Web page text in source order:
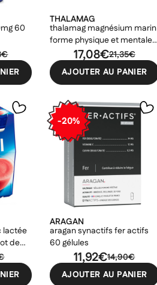
60
THALAMAG
thalamag magnésium marin
forme physique et mentale
lot de 2x60 gélules21,35€
17,08€
AJOUTER AU PANIER
lactée
de
-20%
ARAGAN
aragan synactifs fer actifs
60 gélules
14,90€
11,92€
AJOUTER AU PANIER